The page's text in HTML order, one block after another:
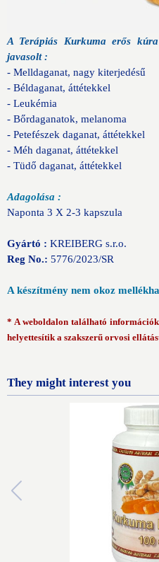
A Terápiás Kurkuma erős kúra
javasolt :
- Melldaganat, nagy kiterjedésű
- Béldaganat, áttétekkel
- Leukémia
- Bőrdaganatok, melanoma
- Petefészek daganat, áttétekkel
- Méh daganat, áttétekkel
- Tüdő daganat, áttétekkel
Adagolása :
Naponta 3 X 2-3 kapszula
Gyártó : KREIBERG s.r.o.
Reg No.: 5776/2023/SR
A készítmény nem okoz
* A weboldalon található
helyettesítik a szakszerű orvosi
They might interest you